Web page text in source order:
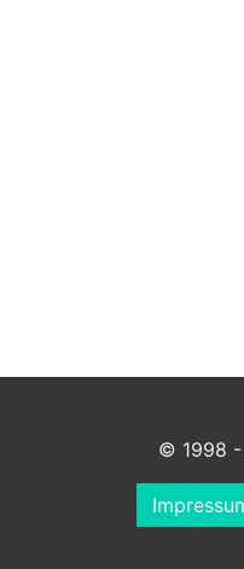
© 1998 -